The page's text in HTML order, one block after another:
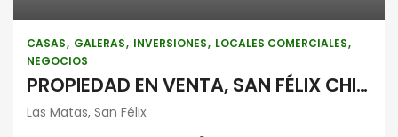
CASAS GALERAS INVERSIONES LOCALES COMERCIALES
NEGOCIOS
PROPIEDAD EN VENTA, SAN FÉLIX CHIRIQUÍ
Las Matas, San Félix